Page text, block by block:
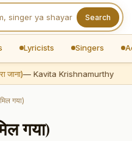
Search
Lyricists Singers
— Kavita Krishnamurthy
गया)
गया)